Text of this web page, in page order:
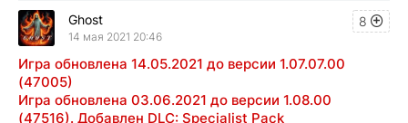
8
Ghost
14 мая 2021 20:46
Игра обновлена 14.05.2021 до версии 1.07.07.00
(47005)
Игра обновлена 03.06.2021 до версии 1.08.00
(47516). Добавлен DLC: Specialist Pack